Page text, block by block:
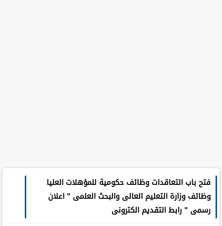
فتح باب التعاقدات وظائف حكومية للمؤهلات العليا
وظائف وزارة التعليم العالى والبحث العلمى " اعلان
رسمى " رابط التقديم الكترونى